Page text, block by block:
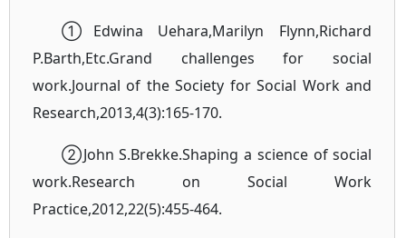
①Edwina Uehara,Marilyn Flynn,Richard
P.Barth,Etc.Grand challenges for social
work.Journal of the Society for Social Work and
Research,2013,4(3):165-170.
②John S.Brekke.Shaping a science of social
work.Research on Social Work
Practice,2012,22(5):455-464.